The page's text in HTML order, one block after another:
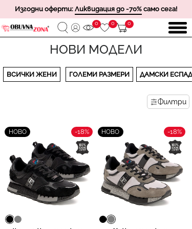
Изгодни оферти: Ликвидация до -70% само сега!
0 0 0
НОВИ МОДЕЛИ
ВСИЧКИ ЖЕНИ ГОЛЕМИ РАЗМЕРИ ДАМСКИ
Филтри
НОВО -18% НОВО -18%